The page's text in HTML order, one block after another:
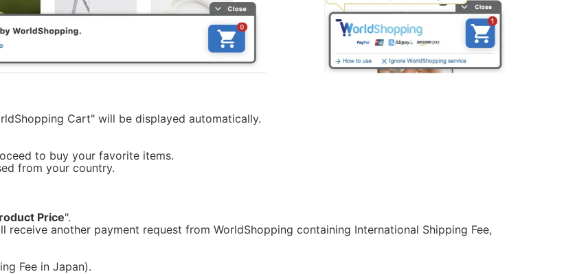
Cart" will be displayed automatically.
to buy your favorite items.
from your country.
Price".
another payment request from WorldShopping containing International Shipping Fee,
Fee in Japan).